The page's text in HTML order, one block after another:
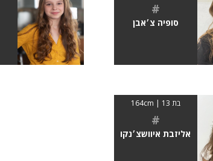
#
סופיה צ׳אבן
בת 13 | 164cm
#
אליזבת איוושצ׳נקו